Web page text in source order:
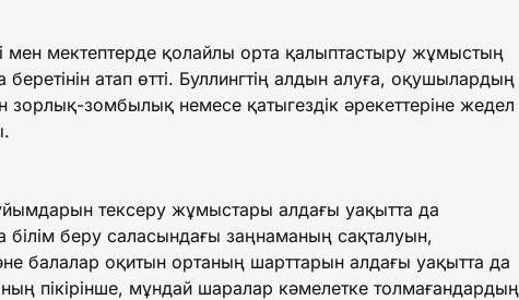
мен мектептерде қолайлы орта қалыптастыру жұмыстың
атап өтті. Буллингтің алдын алуға, оқушылардың
зорлық-зомбылық немесе қатыгездік әрекеттеріне жедел
тексеру жұмыстары алдағы уақытта да
білім беру саласындағы заңнаманың сақталуын,
балалар оқитын ортаның шарттарын алдағы уақытта да
пікірінше, мұндай шаралар кәмелетке толмағандардың